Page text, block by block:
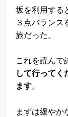
坂を利用する
３点バランス
旅だった。
これを読んで
して行ってく
ます。
まずは緩やか